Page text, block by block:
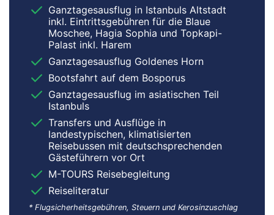
Ganztagesausflug in Istanbuls Altstadt
inkl. Eintrittsgebühren für die Blaue
Moschee, Hagia Sophia und Topkapi-
Palast inkl. Harem
Ganztagesausflug Goldenes Horn
Bootsfahrt auf dem Bosporus
Ganztagesausflug im asiatischen Teil
Istanbuls
Transfers und Ausflüge in
landestypischen, klimatisierten
Reisebussen mit deutschsprechenden
Gästeführern vor Ort
M-TOURS Reisebegleitung
Reiseliteratur
* Flugsicherheitsgebühren, Steuern und Kerosinzuschlag